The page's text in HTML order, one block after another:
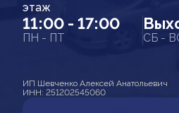
этаж
11:00 - 17:00
ПН - ПТ СБ -
ИП Шевченко Алексей Анатольевич
ИНН: 251202545060